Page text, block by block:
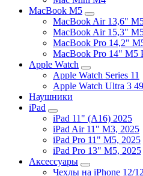
MacBook M5
MacBook Air 13,6"
MacBook Air 15,3"
MacBook Pro 14,2"
MacBook Pro 14" M5
Apple Watch
Apple Watch Series 11
Apple Watch Ultra 3
Наушники
iPad
iPad 11" (A16) 2025
iPad Air 11" M3, 2025
iPad Pro 11" M5, 2025
iPad Pro 13" M5, 2025
Аксессуары
Чехлы на iPhone 12/